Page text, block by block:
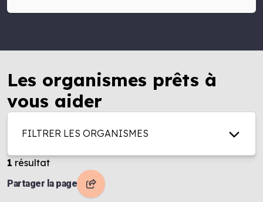
Les organismes prêts à
vous aider
FILTRER LES ORGANISMES
1 résultat
Partager la page